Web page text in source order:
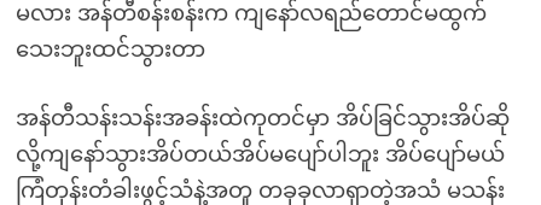
မလား အန်တီစန်းစန်းက ကျနော်လရည်တောင်မထွက်
သေးဘူးထင်သွားတာ
အန်တီသန်းသန်းအခန်းထဲကုတင်မှာ အိပ်ခြင်သွားအိပ်ဆို
လို့ကျနော်သွားအိပ်တယ်အိပ်မပျော်ပါဘူး အိပ်ပျော်မယ်
ကြံတုန်းတံခါးဖွင့်သံနဲ့အတူ တခုခုလာရှာတဲ့အသံ မသန်း